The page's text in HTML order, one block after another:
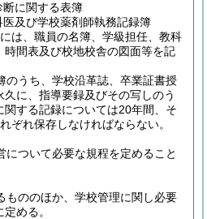
に関する表簿
及び学校薬剤師執務記録簿
は、職員の名簿、学級担任、教科
間表及び校地校舎の図面等を記
のうち、学校沿革誌、卒業証書授
に、指導要録及びその写しのう
関する記録については20年間、そ
ぞれ保存しなければならない。
について必要な規程を定めること
もののほか、学校管理に関し必要
める。